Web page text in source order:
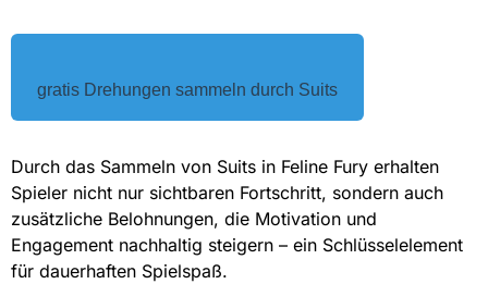
gratis Drehungen sammeln durch Suits
Durch das Sammeln von Suits in Feline Fury erhalten
Spieler nicht nur sichtbaren Fortschritt, sondern auch
zusätzliche Belohnungen, die Motivation und
Engagement nachhaltig steigern – ein Schlüsselelement
für dauerhaften Spielspaß.